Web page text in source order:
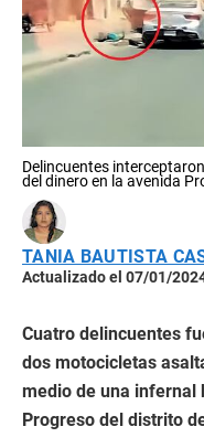
Delincuentes
del dinero en la avenida
TANIA BAUTISTA
Actualizado el 07/01/
Cuatro delincuentes
dos motocicletas
medio de una infernal
Progreso del distrito